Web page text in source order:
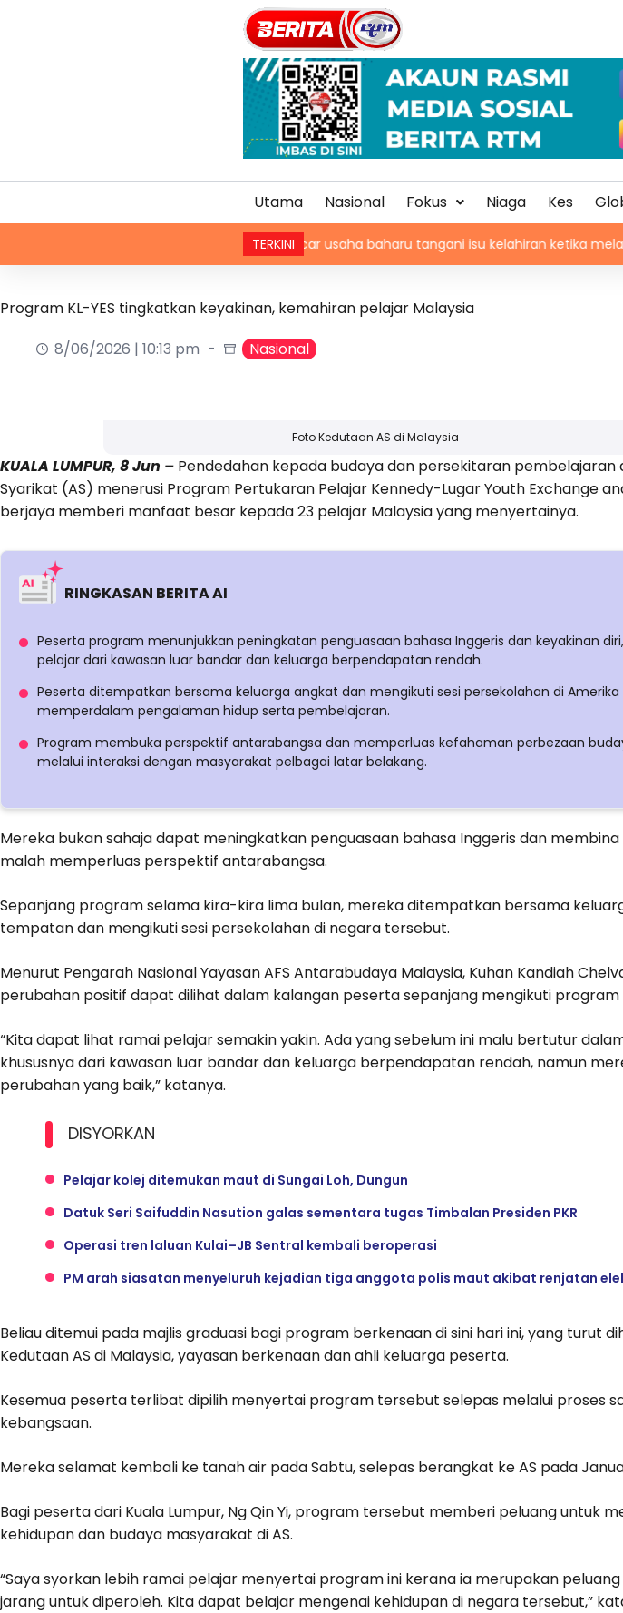
Utama Nasional Fokus Niaga Kes
TERKINI
Trump lancar usaha baharu tangani isu kelahiran ketika melancong
Program KL-YES tingkatkan keyakinan, kemahiran pelajar Malaysia
8/06/2026 | 10:13 pm
Nasional
Foto Kedutaan AS di Malaysia
KUALA LUMPUR, 8 Jun – Pendedahan kepada budaya dan persekitaran pembelajaran
Syarikat (AS) menerusi Program Pertukaran Pelajar Kennedy-Lugar Youth Exchange
berjaya memberi manfaat besar kepada 23 pelajar Malaysia yang menyertainya.
RINGKASAN BERITA AI
Peserta program menunjukkan peningkatan penguasaan bahasa Inggeris dan keyakinan
pelajar dari kawasan luar bandar dan keluarga berpendapatan rendah.
Peserta ditempatkan bersama keluarga angkat dan mengikuti sesi persekolahan di Amerika
memperdalam pengalaman hidup serta pembelajaran.
Program membuka perspektif antarabangsa dan memperluas kefahaman perbezaan
melalui interaksi dengan masyarakat pelbagai latar belakang.
Mereka bukan sahaja dapat meningkatkan penguasaan bahasa Inggeris dan membina
malah memperluas perspektif antarabangsa.
Sepanjang program selama kira-kira lima bulan, mereka ditempatkan bersama
tempatan dan mengikuti sesi persekolahan di negara tersebut.
Menurut Pengarah Nasional Yayasan AFS Antarabudaya Malaysia, Kuhan Kandiah
perubahan positif dapat dilihat dalam kalangan peserta sepanjang mengikuti program
“Kita dapat lihat ramai pelajar semakin yakin. Ada yang sebelum ini malu bertutur
khususnya dari kawasan luar bandar dan keluarga berpendapatan rendah, namun
perubahan yang baik,” katanya.
DISYORKAN
Pelajar kolej ditemukan maut di Sungai Loh, Dungun
Datuk Seri Saifuddin Nasution galas sementara tugas Timbalan Presiden PKR
Operasi tren laluan Kulai–JB Sentral kembali beroperasi
PM arah siasatan menyeluruh kejadian tiga anggota polis maut akibat renjatan
Beliau ditemui pada majlis graduasi bagi program berkenaan di sini hari ini, yang turut
Kedutaan AS di Malaysia, yayasan berkenaan dan ahli keluarga peserta.
Kesemua peserta terlibat dipilih menyertai program tersebut selepas melalui proses
kebangsaan.
Mereka selamat kembali ke tanah air pada Sabtu, selepas berangkat ke AS pada
Bagi peserta dari Kuala Lumpur, Ng Qin Yi, program tersebut memberi peluang untuk
kehidupan dan budaya masyarakat di AS.
“Saya syorkan lebih ramai pelajar menyertai program ini kerana ia merupakan
jarang untuk diperoleh. Kita dapat belajar mengenai kehidupan di negara tersebut,”